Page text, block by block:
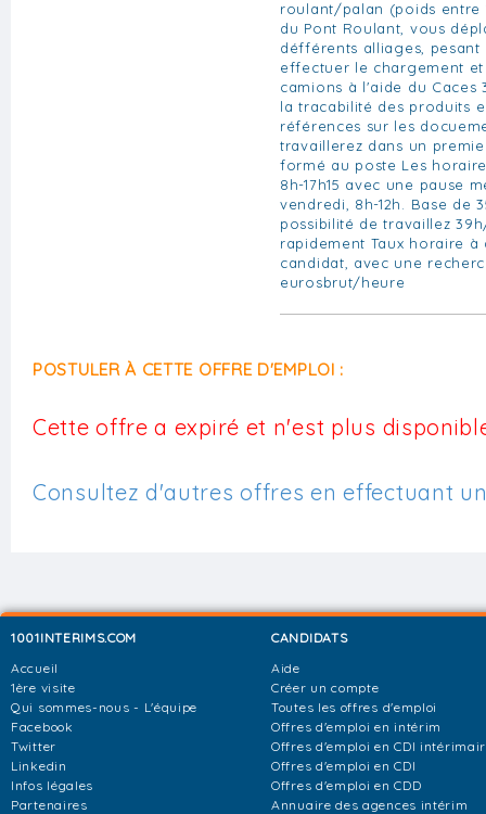
roulant/palan (poids entre
du Pont Roulant, vous
défférents alliages, pesant
effectuer le chargement
camions à l'aide du
la tracabilité des produits
références sur les
travaillerez dans un
formé au poste Les
8h-17h15 avec une pause
vendredi, 8h-12h. Base de
possibilité de travaillez
rapidement Taux horaire
candidat, avec une
eurosbrut/heure
POSTULER À CETTE OFFRE D'EMPLOI :
Cette offre a expiré et n'est plus
Consultez d'autres offres en effectuant
1001INTERIMS.COM
Accueil
1ère visite
Qui sommes-nous - L'équipe
Facebook
Twitter
Linkedin
Infos légales
Partenaires
CANDIDATS
Aide
Créer un compte
Toutes les offres d'emploi
Offres d'emploi en intérim
Offres d'emploi en CDI
Offres d'emploi en CDI
Offres d'emploi en CDD
Annuaire des agences intérim